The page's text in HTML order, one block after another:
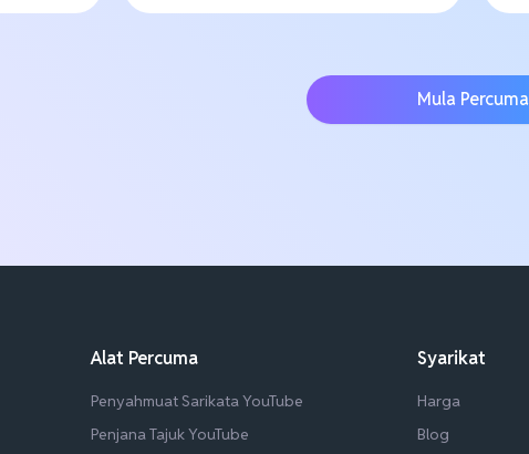
Mula Percuma
Alat Percuma
Penyahmuat Sarikata YouTube
Penjana Tajuk YouTube
Syarikat
Harga
Blog